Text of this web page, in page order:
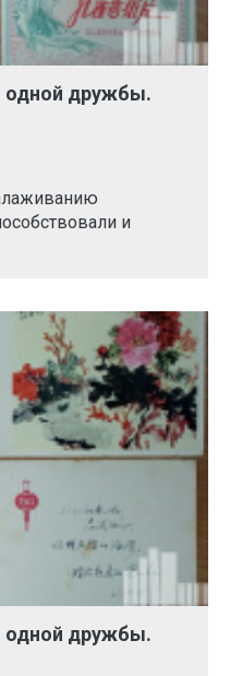
одной дружбы.
и
одной дружбы.